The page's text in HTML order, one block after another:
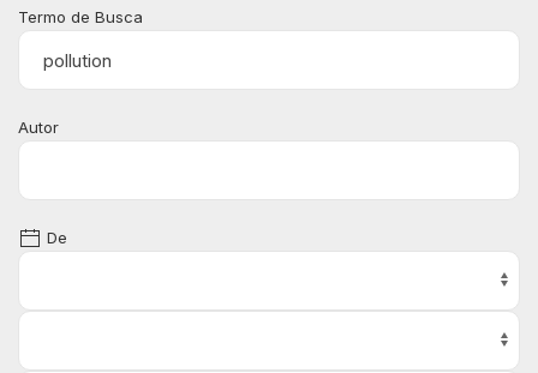
Termo de Busca
Autor
De